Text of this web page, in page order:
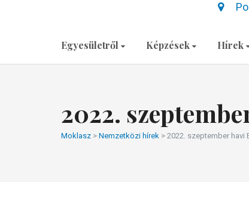
Egyesületről Képzések Hírek
2022.
Moklasz > Nemzetközi hírek > 2022. szeptember havi